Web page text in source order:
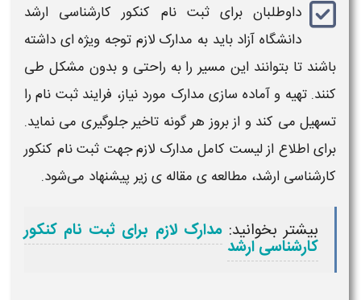
داوطلبان برایثبت‌ نام کنکور کارشناسی ارشد
دانشگاه آزاد باید به مدارک لازم توجه ویژه‌ ای داشته
باشند تا بتوانند این مسیر را به‌ راحتی و بدون مشکل طی
کنند. تهیه و آماده‌ سازی مدارک مورد نیاز، فرایندثبت‌ نام را
تسهیل می‌ کند و از بروز هر گونه تاخیر جلوگیری می‌ نماید.
برای اطلاع از لیست کامل مدارک لازم جهت ثبت‌ نام کنکور
کارشناسی ارشد، مطالعه‌ ی مقاله‌ ی زیر پیشنهاد می‌شود.
بیشتر بخوانید: مدارک لازم برای ثبت نام کنکور
کارشناسی ارشد